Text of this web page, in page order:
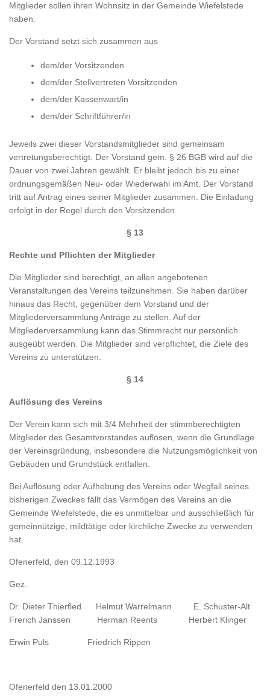
Mitglieder sollen ihren Wohnsitz in der Gemeinde Wiefelstede
haben.
Der Vorstand setzt sich zusammen aus
dem/der Vorsitzenden
dem/der Stellvertreten Vorsitzenden
dem/der Kassenwart/in
dem/der Schriftführer/in
Jeweils zwei dieser Vorstandsmitglieder sind gemeinsam
vertretungsberechtigt. Der Vorstand gem. § 26 BGB wird auf die
Dauer von zwei Jahren gewählt. Er bleibt jedoch bis zu einer
ordnungsgemäßen Neu- oder Wiederwahl im Amt. Der Vorstand
tritt auf Antrag eines seiner Mitglieder zusammen. Die Einladung
erfolgt in der Regel durch den Vorsitzenden.
§ 13
Rechte und Pflichten der Mitglieder
Die Mitglieder sind berechtigt, an allen angebotenen
Veranstaltungen des Vereins teilzunehmen. Sie haben darüber
hinaus das Recht, gegenüber dem Vorstand und der
Mitgliederversammlung Anträge zu stellen. Auf der
Mitgliederversammlung kann das Stimmrecht nur persönlich
ausgeübt werden. Die Mitglieder sind verpflichtet, die Ziele des
Vereins zu unterstützen.
§ 14
Auflösung des Vereins
Der Verein kann sich mit 3/4 Mehrheit der stimmberechtigten
Mitglieder des Gesamtvorstandes auflösen, wenn die Grundlage
der Vereinsgründung, insbesondere die Nutzungsmöglichkeit von
Gebäuden und Grundstück entfallen.
Bei Auflösung oder Aufhebung des Vereins oder Wegfall seines
bisherigen Zweckes fällt das Vermögen des Vereins an die
Gemeinde Wiefelstede, die es unmittelbar und ausschließlich für
gemeinnützige, mildtätige oder kirchliche Zwecke zu verwenden
hat.
Ofenerfeld, den 09.12.1993
Gez.
Dr. Dieter Thierfled Helmut Warrelmann E. Schuster-Alt
Frerich Janssen Herman Reents Herbert Klinger
Erwin Puls Friedrich Rippen
Ofenerfeld den 13.01.2000